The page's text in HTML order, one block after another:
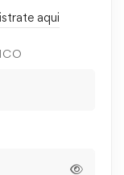
aqui